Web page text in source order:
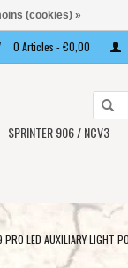
0 Articles - €0,00
SPRINTER 906 / NCV3
LED AUXILIARY LIGHT
(cookies) »